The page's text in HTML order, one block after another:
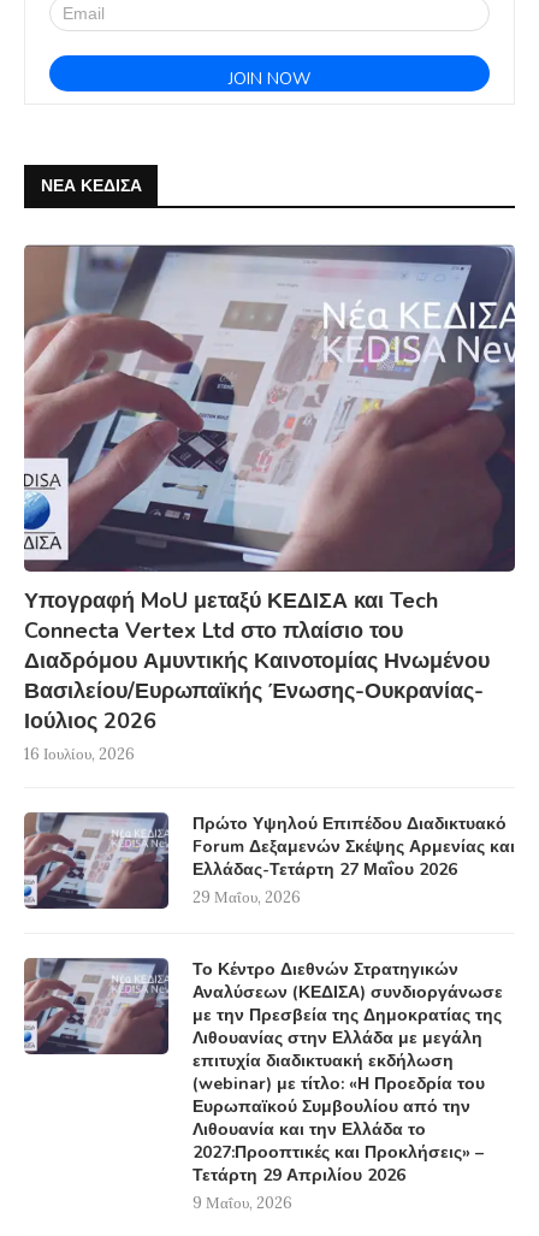
ΝΕΑ ΚΕΔΙΣΑ
Υπογραφή MoU μεταξύ ΚΕΔΙΣΑ και Tech
Connecta Vertex Ltd στο πλαίσιο του
Διαδρόμου Αμυντικής Καινοτομίας Ηνωμένου
Βασιλείου/Ευρωπαϊκής Ένωσης-Ουκρανίας-
Ιούλιος 2026
16 Ιουλίου, 2026
Πρώτο Υψηλού Επιπέδου Διαδικτυακό
Forum Δεξαμενών Σκέψης Αρμενίας και
Ελλάδας-Τετάρτη 27 Μαΐου 2026
29 Μαΐου, 2026
Το Κέντρο Διεθνών Στρατηγικών
Αναλύσεων (ΚΕΔΙΣΑ) συνδιοργάνωσε
με την Πρεσβεία της Δημοκρατίας της
Λιθουανίας στην Ελλάδα με μεγάλη
επιτυχία διαδικτυακή εκδήλωση
(webinar) με τίτλο: «Η Προεδρία του
Ευρωπαϊκού Συμβουλίου από την
Λιθουανία και την Ελλάδα το
2027:Προοπτικές και Προκλήσεις» –
Τετάρτη 29 Απριλίου 2026
9 Μαΐου, 2026